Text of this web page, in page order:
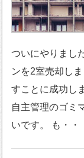
ついにやりまし
ンを2室売却し
すことに成功し
自主管理のゴミ
いです。 も・・